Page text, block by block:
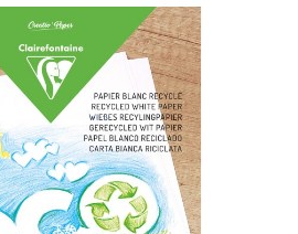
COLLECTIONS